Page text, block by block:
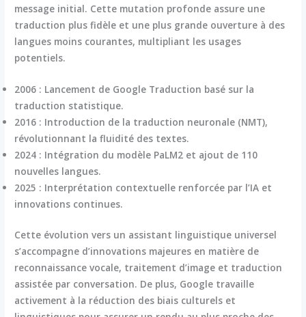
message initial. Cette mutation profonde assure une
traduction plus fidèle et une plus grande ouverture à des
langues moins courantes, multipliant les usages
potentiels.
2006 : Lancement de Google Traduction basé sur la
traduction statistique.
2016 : Introduction de la traduction neuronale (NMT),
révolutionnant la fluidité des textes.
2024 : Intégration du modèle PaLM2 et ajout de 110
nouvelles langues.
2025 : Interprétation contextuelle renforcée par l’IA et
innovations continues.
Cette évolution vers un assistant linguistique universel
s’accompagne d’innovations majeures en matière de
reconnaissance vocale, traitement d’image et traduction
assistée par conversation. De plus, Google travaille
activement à la réduction des biais culturels et